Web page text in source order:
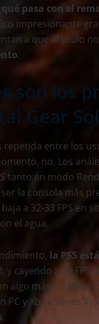
pasa con el
impresionante
a que el título
.
son los
Gear
repetida entre los
no. Los
tanto en modo
la consola más
a 32-33 FPS en
el agua.
la PS5
y cayendo a 30
algo más
PC y Xbox Series
.